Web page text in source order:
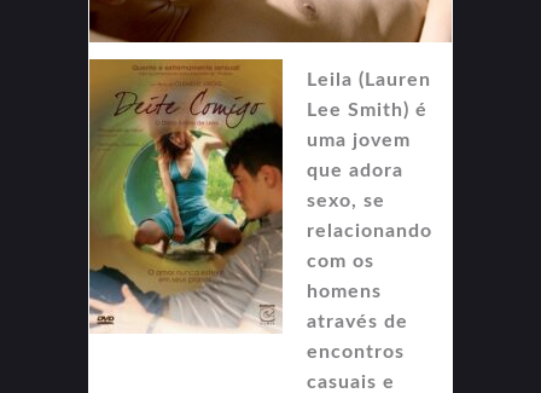
Leila (Lauren
Lee Smith) é
uma jovem
que adora
sexo, se
relacionando
com os
homens
através de
encontros
casuais e